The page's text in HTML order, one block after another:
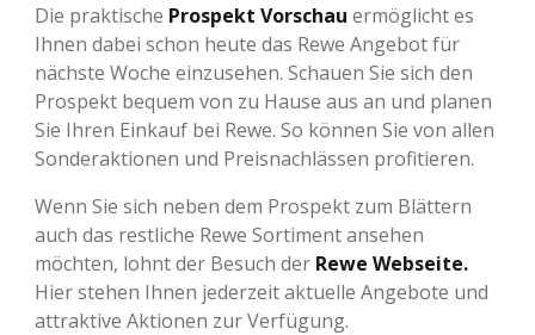
Die praktische Prospekt Vorschau ermöglicht es
Ihnen dabei schon heute das Rewe Angebot für
nächste Woche einzusehen. Schauen Sie sich den
Prospekt bequem von zu Hause aus an und planen
Sie Ihren Einkauf bei Rewe. So können Sie von allen
Sonderaktionen und Preisnachlässen profitieren.
Wenn Sie sich neben dem Prospekt zum Blättern
auch das restliche Rewe Sortiment ansehen
möchten, lohnt der Besuch der Rewe Webseite.
Hier stehen Ihnen jederzeit aktuelle Angebote und
attraktive Aktionen zur Verfügung.